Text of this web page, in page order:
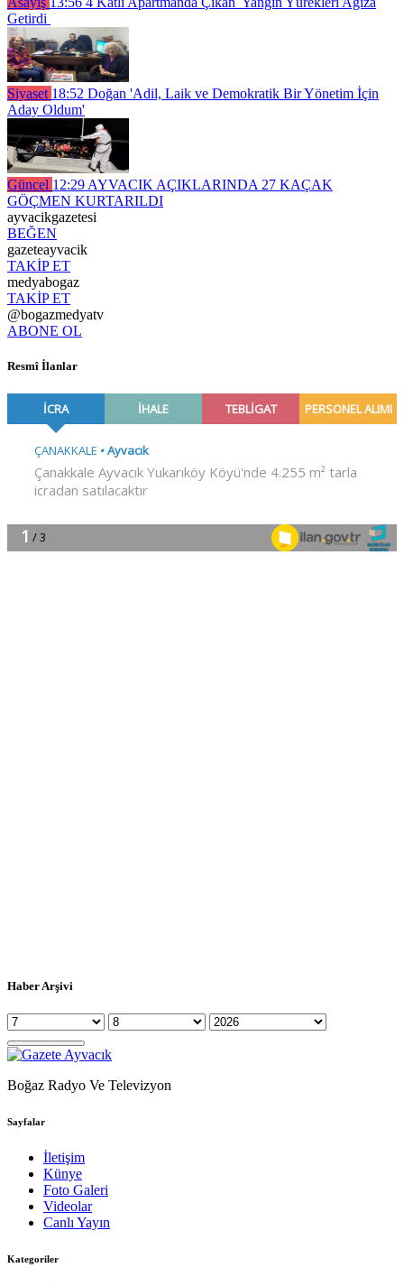
Getirdi
Siyaset 18:52 Doğan 'Adil, Laik ve Demokratik Bir Yönetim İçin
Aday Oldum'
Güncel 12:29 AYVACIK AÇIKLARINDA 27 KAÇAK
GÖÇMEN KURTARILDI
ayvacikgazetesi
BEĞEN
gazeteayvacik
TAKİP ET
medyabogaz
TAKİP ET
@bogazmedyatv
ABONE OL
Resmî İlanlar
Haber Arşivi
Boğaz Radyo Ve Televizyon
Sayfalar
İletişim
Künye
Foto Galeri
Videolar
Canlı Yayın
Kategoriler